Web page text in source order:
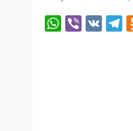
WhatsApp
Viber
VK